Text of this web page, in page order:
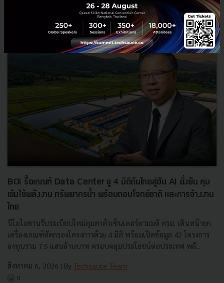
เศรษฐกิจไทย
BOI รื้อเกณฑ์ Data Center ชู 4 มิติดันไทยสู่ฮับ AI ยั่งยืน คุม
เข้มใช้พลังงาน ทรัพยากรน้ำ พร้อมตอบโจทย์ชาติ และการจ้างงาน
ไทย
บีโอไอขานรับระเบียบใหม่คุมดาต้าเซ็นเตอร์ตามมติ ครม. เดินหน้ายก
เครื่องเกณฑ์คัดกรองโครงการด้วย 4 มิติ พร้อมเปิดข้อมูล 42 โครงการ
ลงทุนรวม 7.5 แสนล้านบาท ครอบคลุมประโยชน์ต่อประเทศ พลั...
สิงหาคม 6, 2026 | By Techsauce Team
0